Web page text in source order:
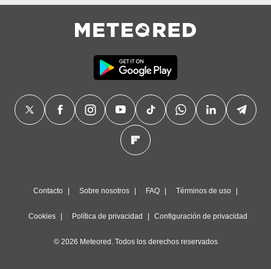
Contacto Sobre nosotros FAQ Términos de uso
Cookies Política de privacidad Configuración de privacidad
© 2026 Meteored. Todos los derechos reservados